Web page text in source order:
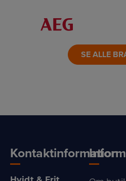
LINK
SE ALLE
Kontaktinformation